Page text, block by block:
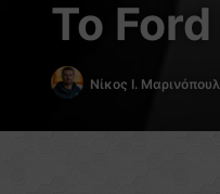
Το
Nίκος Ι.